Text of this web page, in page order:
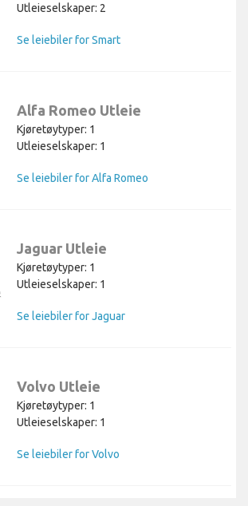
Utleieselskaper: 2
Se leiebiler for Smart
Alfa Romeo Utleie
Kjøretøytyper: 1
Utleieselskaper: 1
Se leiebiler for Alfa Romeo
Jaguar Utleie
Kjøretøytyper: 1
Utleieselskaper: 1
Se leiebiler for Jaguar
Volvo Utleie
Kjøretøytyper: 1
Utleieselskaper: 1
Se leiebiler for Volvo